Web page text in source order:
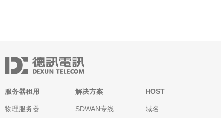
服务器租用
物理服务器
解决方案
SDWAN专线
HOST
域名